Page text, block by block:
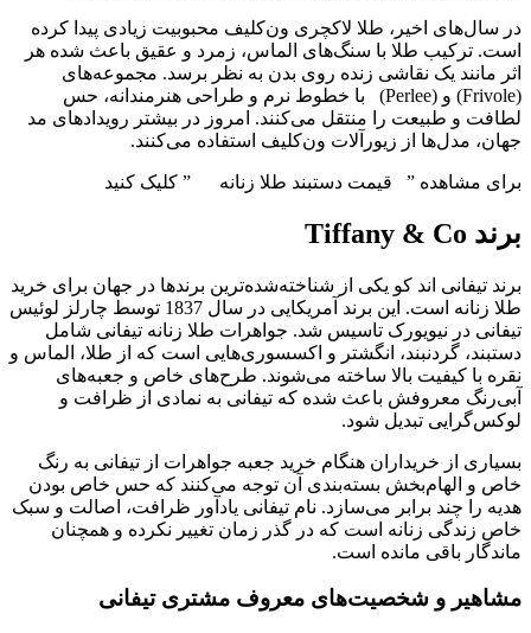
در سال‌های اخیر، طلا لاکچری ون‌کلیف محبوبیت زیادی پیدا کرده
است. ترکیب طلا با سنگ‌های الماس، زمرد و عقیق باعث شده هر
اثر مانند یک نقاشی زنده روی بدن به نظر برسد. مجموعه‌های
(Frivole) و (Perlee) با خطوط نرم و طراحی هنرمندانه، حس
لطافت و طبیعت را منتقل می‌کنند. امروز در بیشتر رویدادهای مد
جهان، مدل‌ها از زیورآلات ون‌کلیف استفاده می‌کنند.
برای مشاهده ” قیمت دستبند طلا زنانه ” کلیک کنید
برند Tiffany & Co
برند تیفانی اند کو یکی از شناخته‌شده‌ترین برندها در جهان برای خرید
طلا زنانه است. این برند آمریکایی در سال 1837 توسط چارلز لوئیس
تیفانی در نیویورک تاسیس شد. جواهرات طلا زنانه تیفانی شامل
دستبند، گردنبند، انگشتر و اکسسوری‌هایی است که از طلا، الماس و
نقره با کیفیت بالا ساخته می‌شوند. طرح‌های خاص و جعبه‌های
آبی‌رنگ معروفش باعث شده که تیفانی به نمادی از ظرافت و
لوکس‌گرایی تبدیل شود.
بسیاری از خریداران هنگام خرید جعبه جواهرات از تیفانی به رنگ
خاص و الهام‌بخش بسته‌بندی آن توجه می‌کنند که حس خاص بودن
هدیه را چند برابر می‌سازد. نام تیفانی یادآور ظرافت، اصالت و سبک
خاص زندگی زنانه است که در گذر زمان تغییر نکرده و همچنان
ماندگار باقی مانده است.
مشاهیر و شخصیت‌های معروف مشتری تیفانی